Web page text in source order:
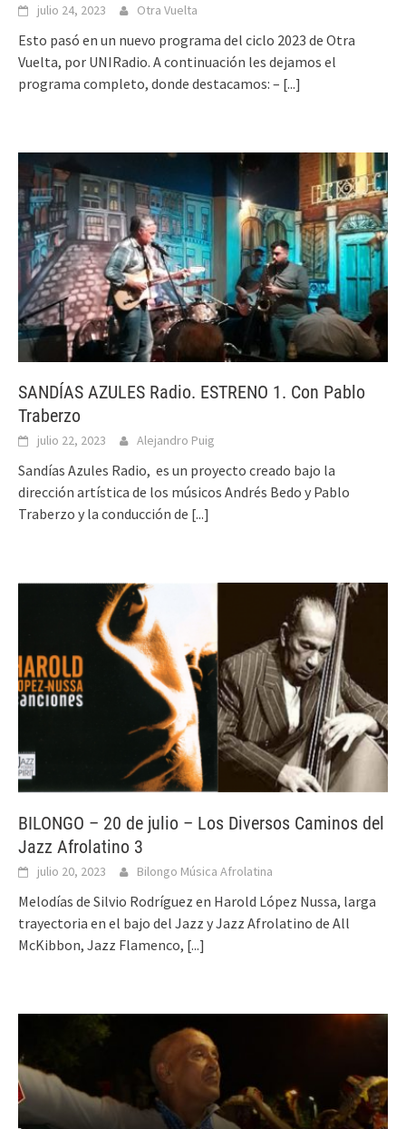
julio 24, 2023 Otra Vuelta
Esto pasó en un nuevo programa del ciclo 2023 de Otra
Vuelta, por UNIRadio. A continuación les dejamos el
programa completo, donde destacamos: – [...]
SANDÍAS AZULES Radio. ESTRENO 1. Con Pablo
Traberzo
julio 22, 2023 Alejandro Puig
Sandías Azules Radio, es un proyecto creado bajo la
dirección artística de los músicos Andrés Bedo y Pablo
Traberzo y la conducción de [...]
BILONGO – 20 de julio – Los Diversos Caminos del
Jazz Afrolatino 3
julio 20, 2023 Bilongo Música Afrolatina
Melodías de Silvio Rodríguez en Harold López Nussa, larga
trayectoria en el bajo del Jazz y Jazz Afrolatino de All
McKibbon, Jazz Flamenco, [...]